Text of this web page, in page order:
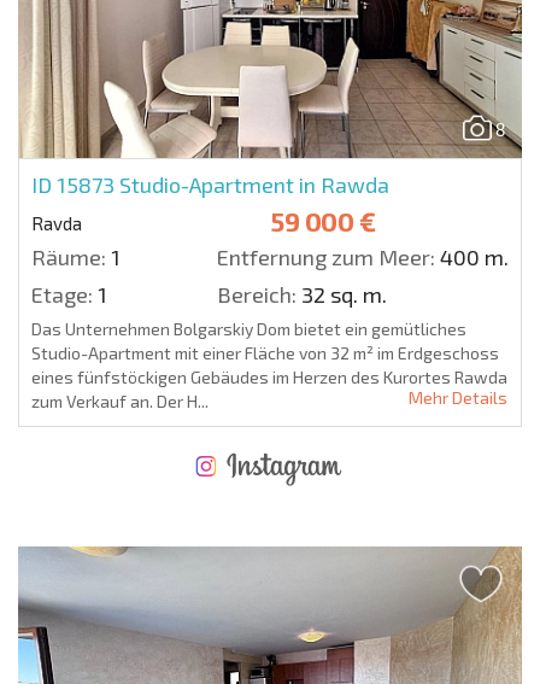
8
ID 15873 Studio-Apartment in Rawda
Ravda 59 000 €
Räume: 1 Entfernung zum Meer: 400 m.
Etage: 1 Bereich: 32 sq. m.
Das Unternehmen Bolgarskiy Dom bietet ein gemütliches
Studio-Apartment mit einer Fläche von 32 m² im Erdgeschoss
eines fünfstöckigen Gebäudes im Herzen des Kurortes Rawda
zum Verkauf an. Der H...
Mehr Details